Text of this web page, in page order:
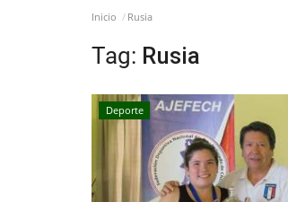
Inicio Rusia
Tag: Rusia
Deporte